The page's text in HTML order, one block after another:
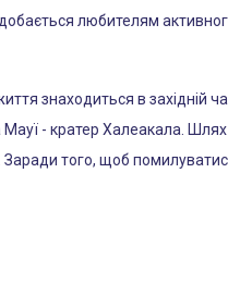
любителям
знаходиться в західній
- кратер Халеакала.
Заради того, щоб